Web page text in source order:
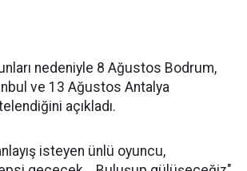
nedeniyle 8 Ağustos Bodrum,
ve 13 Ağustos Antalya
açıkladı.
isteyen ünlü oyuncu,